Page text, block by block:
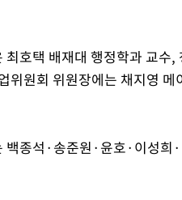
최호택 배재대 행정학과 교
위원회 위원장에는 채지영
백종석·송준원·윤호·이성